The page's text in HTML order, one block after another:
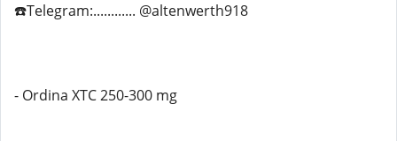
☎️Telegram:............ @altenwerth918
- Ordina XTC 250-300 mg